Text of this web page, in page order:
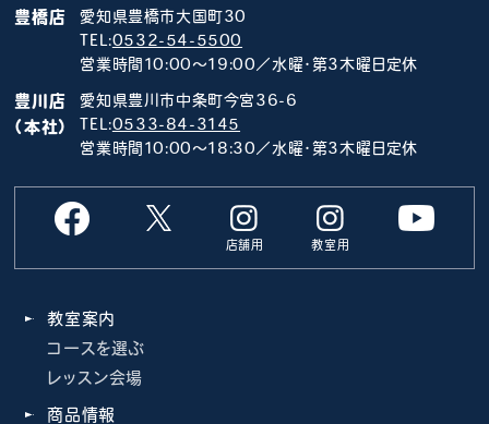
豊橋店
愛知県豊橋市大国町30
TEL:0532-54-5500
営業時間10:00～19:00／水曜･第3木曜日定休
豊川店
（本社）
愛知県豊川市中条町今宮36-6
TEL:0533-84-3145
営業時間10:00～18:30／水曜･第3木曜日定休
店舗用 教室用
教室案内
コースを選ぶ
レッスン会場
商品情報